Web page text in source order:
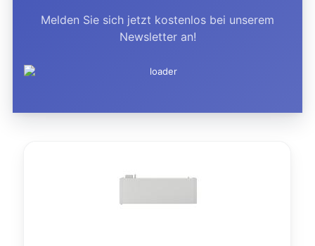
Melden Sie sich jetzt kostenlos bei unserem
Newsletter an!